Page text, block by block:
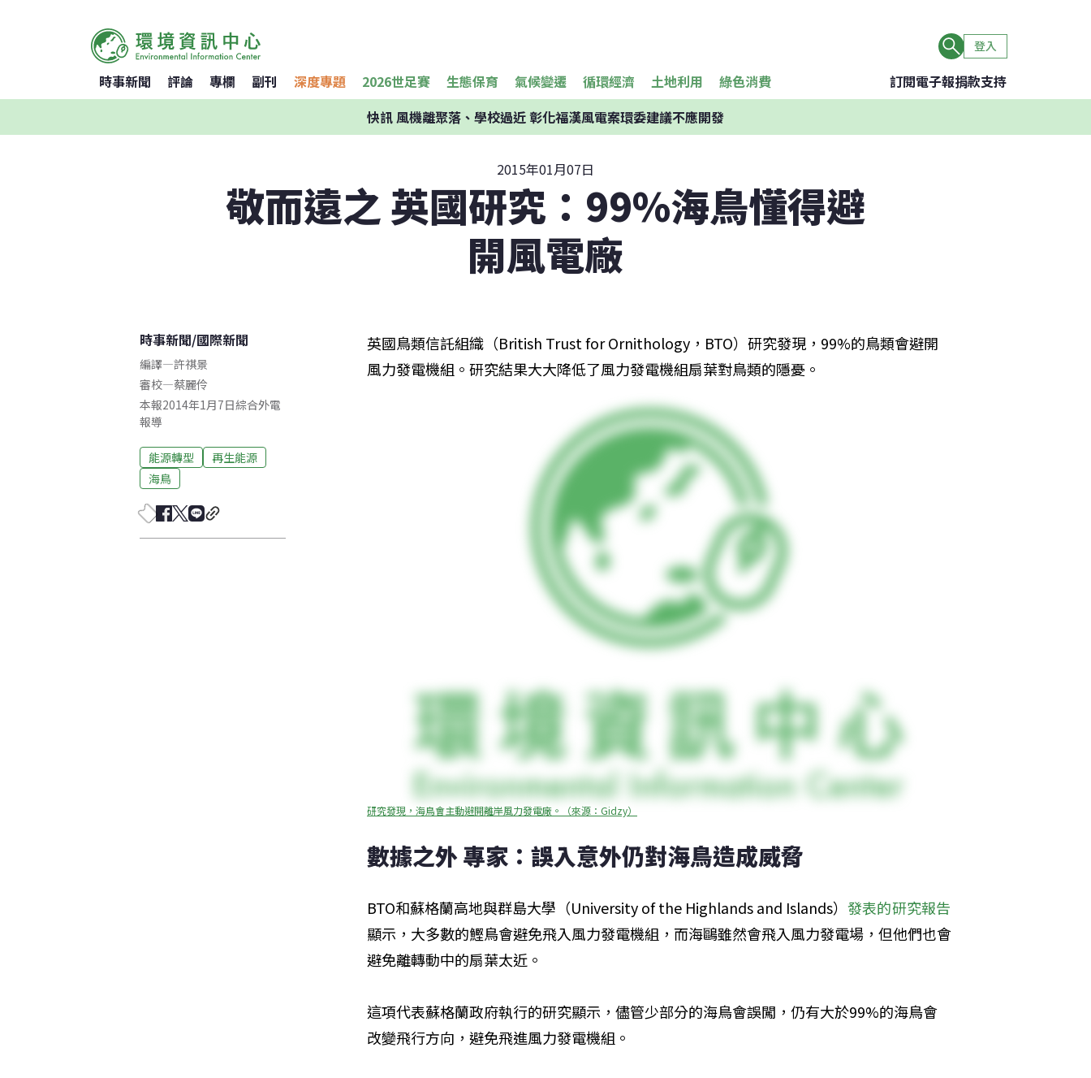
登入
時事新聞 評論 專欄 副刊 深度專題 2026世足賽 生態保育 氣候變遷 循環經濟 土地利用 綠色消費 訂閱電子報捐款支持
快訊風機離聚落、學校過近 彰化福漢風電案環委建議不應開發
2015年01月07日
敬而遠之 英國研究：99%海鳥懂得避
開風電廠
時事新聞/國際新聞
編譯—許祺景
審校—蔡麗伶
本報2014年1月7日綜合外電
報導
能源轉型
再生能源
海鳥
英國鳥類信託組織（British Trust for Ornithology，BTO）研究發現，99%的鳥類會避開
風力發電機組。研究結果大大降低了風力發電機組扇葉對鳥類的隱憂。
研究發現，海鳥會主動避開離岸風力發電廠。（來源：Gidzy）
數據之外 專家：誤入意外仍對海鳥造成威脅
BTO和蘇格蘭高地與群島大學（University of the Highlands and Islands） 發表的研究報告
顯示，大多數的鰹鳥會避免飛入風力發電機組，而海鷗雖然會飛入風力發電場，但他們也會
避免離轉動中的扇葉太近。
這項代表蘇格蘭政府執行的研究顯示，儘管少部分的海鳥會誤闖，仍有大於99%的海鳥會
改變飛行方向，避免飛進風力發電機組。